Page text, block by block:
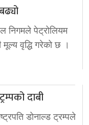
निगमले पेट्रोलियम
मूल्य वृद्धि गरेको छ ।
दाबी
डोनाल्ड ट्रम्पले